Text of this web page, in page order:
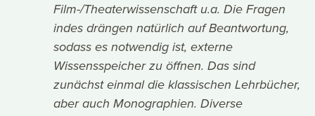
Film-/Theaterwissenschaft u.a. Die Fragen
indes drängen natürlich auf Beantwortung,
sodass es notwendig ist, externe
Wissensspeicher zu öffnen. Das sind
zunächst einmal die klassischen Lehrbücher,
aber auch Monographien. Diverse